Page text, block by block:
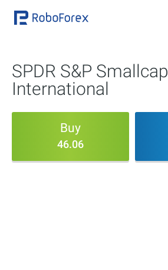
SPDR S&P Smallcap
International
Buy
46.06